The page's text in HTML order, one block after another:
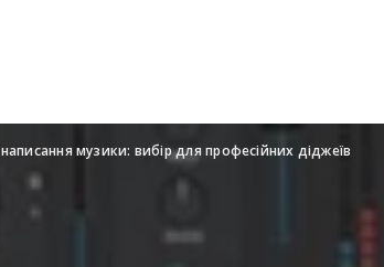
музики: вибір для професійних діджеїв